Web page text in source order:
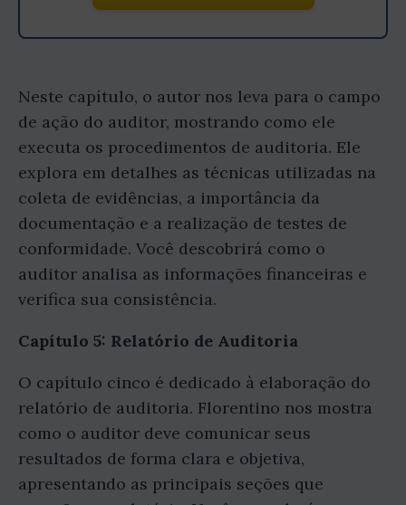
Neste capítulo, o autor nos leva para o campo
de ação do auditor, mostrando como ele
executa os procedimentos de auditoria. Ele
explora em detalhes as técnicas utilizadas na
coleta de evidências, a importância da
documentação e a realização de testes de
conformidade. Você descobrirá como o
auditor analisa as informações financeiras e
verifica sua consistência.
Capítulo 5: Relatório de Auditoria
O capítulo cinco é dedicado à elaboração do
relatório de auditoria. Florentino nos mostra
como o auditor deve comunicar seus
resultados de forma clara e objetiva,
apresentando as principais seções que